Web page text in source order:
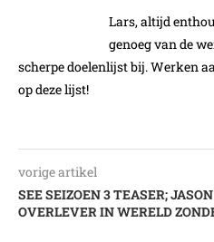
Lars, altijd
genoeg van de
scherpe doelenlijst bij. Werken
op deze lijst!
vorige artikel
SEE SEIZOEN 3 TEASER;
OVERLEVER IN WERELD